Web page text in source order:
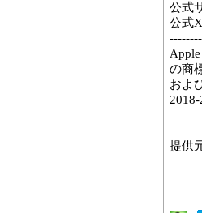
公式
公式X
の商
およ
提供